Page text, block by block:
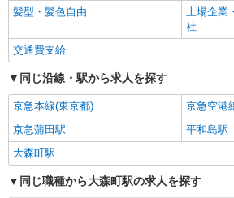
髪型・髪色自由
上場企業
社
交通費支給
同じ沿線・駅から求人を探す
京急本線(東京都)
京急空港
京急蒲田駅
平和島駅
大森町駅
同じ職種から大森町駅の求人を探す